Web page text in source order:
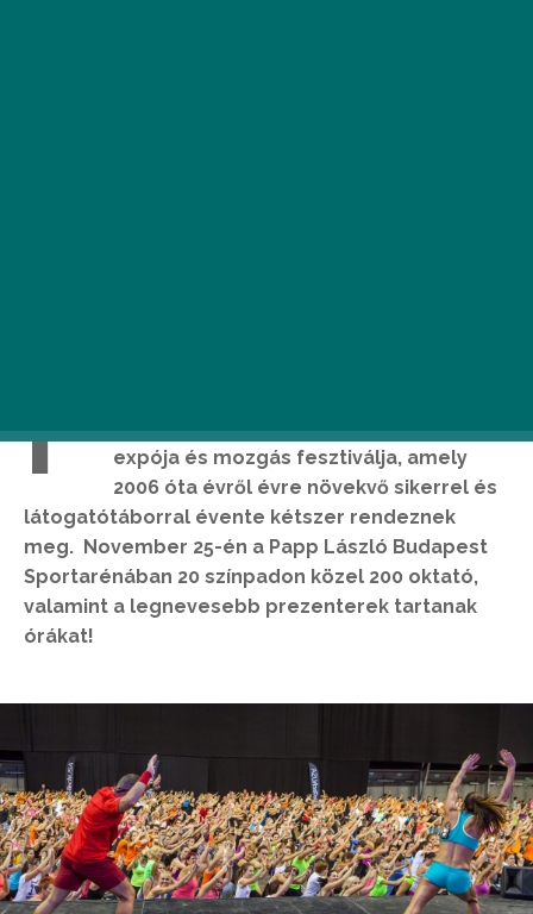
F
egynapos fitnesz, wellness és egészség
expója és mozgás fesztiválja, amely
2006 óta évről évre növekvő sikerrel és
látogatótáborral évente kétszer rendeznek
meg. November 25-én a Papp László Budapest
Sportarénában 20 színpadon közel 200 oktató,
valamint a legnevesebb prezenterek tartanak
órákat!